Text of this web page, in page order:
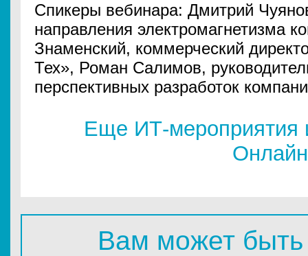
Спикеры вебинара: Дмитрий
направления электромагнетизма
Знаменский, коммерческий
Тех», Роман Салимов,
перспективных разработок
Еще ИТ-мероприятия
Онлайн
Вам может быть